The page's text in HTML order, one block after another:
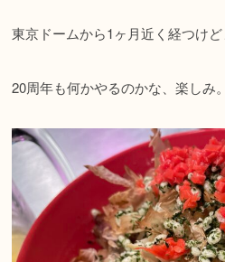
東京ドームから1ヶ月近く経つけ
20周年も何かやるのかな、楽しみ。